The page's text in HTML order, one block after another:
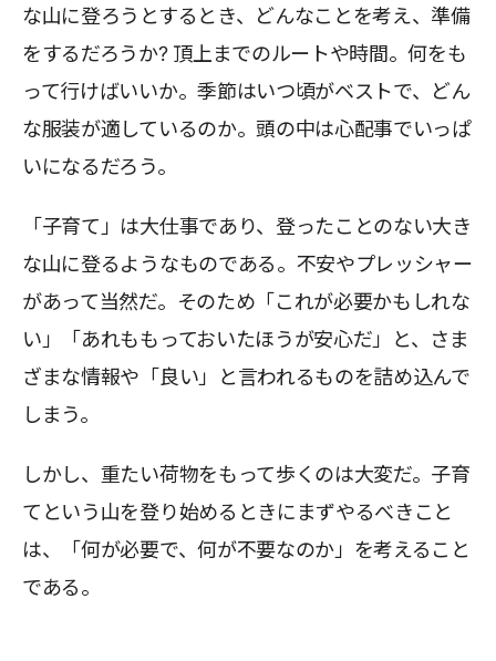
な山に登ろうとするとき、どんなことを考え、準備
をするだろうか? 頂上までのルートや時間。何をも
って行けばいいか。季節はいつ頃がベストで、どん
な服装が適しているのか。頭の中は心配事でいっぱ
いになるだろう。
「子育て」は大仕事であり、登ったことのない大き
な山に登るようなものである。不安やプレッシャー
があって当然だ。そのため「これが必要かもしれな
い」「あれももっておいたほうが安心だ」と、さま
ざまな情報や「良い」と言われるものを詰め込んで
しまう。
しかし、重たい荷物をもって歩くのは大変だ。子育
てという山を登り始めるときにまずやるべきこと
は、「何が必要で、何が不要なのか」を考えること
である。